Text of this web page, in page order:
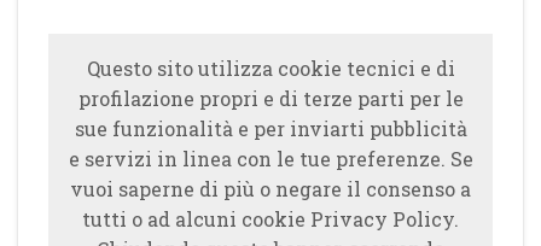
Questo sito utilizza cookie tecnici e di
profilazione propri e di terze parti per le
sue funzionalità e per inviarti pubblicità
e servizi in linea con le tue preferenze. Se
vuoi saperne di più o negare il consenso a
tutti o ad alcuni cookie Privacy Policy.